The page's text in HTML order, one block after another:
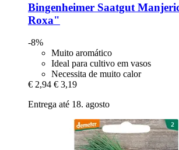
Bingenheimer Saatgut
Roxa"
-8%
Muito aromático
Ideal para cultivo em vasos
Necessita de muito calor
€ 2,94 € 3,19
Entrega até 18. agosto